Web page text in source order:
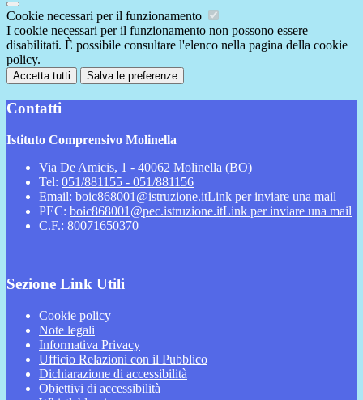
Cookie necessari per il funzionamento
I cookie necessari per il funzionamento non possono essere
disabilitati. È possibile consultare l'elenco nella pagina della cookie
policy.
Accetta tutti Salva le preferenze
Contatti
Istituto Comprensivo Molinella
Via De Amicis, 1 - 40062 Molinella (BO)
Tel: 051/881155 - 051/881156
Email: boic868001@istruzione.itLink per inviare una mail
PEC: boic868001@pec.istruzione.itLink per inviare una mail
C.F.: 80071650370
Sezione Link Utili
Cookie policy
Note legali
Informativa Privacy
Ufficio Relazioni con il Pubblico
Dichiarazione di accessibilità
Obiettivi di accessibilità